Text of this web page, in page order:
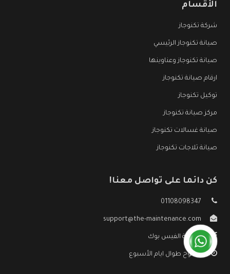
الأقسام
شركة تكنوجاز
صيانة تكنوجاز الرئيسي
صيانة تكنوجاز وعناوينها
ارقام صيانة تكنوجاز
توكيل تكنوجاز
مركز صيانة تكنوجاز
صيانة غسالات تكنوجاز
صيانة ثلاجات تكنوجاز
كن دائما على تواصل معنا!
01108098347
support@the-maintenance.com
صفحة الفيس بوك
مفتوح طوال ايام الأسبوع